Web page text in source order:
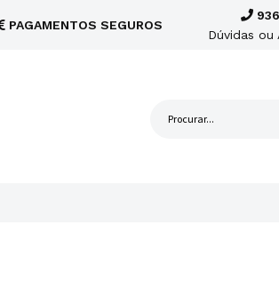
PAGAMENTOS SEGUROS
Dúvidas ou